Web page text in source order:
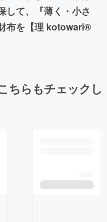
して、『薄く・小さ
布を【理 kotowari®
ちらもチェックし